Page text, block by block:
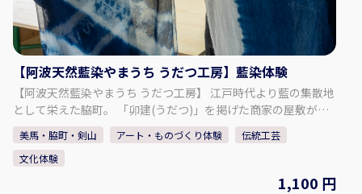
0101 徳島県三好市西祖谷山村重末555 ◇SNS Instagram：
@miraigoiya.official
【阿波天然藍染やまうち うだつ工房】藍染体験
【阿波天然藍染やまうち うだつ工房】 江戸時代より藍の集散地
として栄えた脇町。 「卯建(うだつ)」を掲げた商家の屋敷が残
ることから、「うだつの町並み」の通称で親しまれています。
この脇町うだつの町並みにたたずむ工房で、徳島の伝統文化を
気軽に体験してみませんか。 藍は自家栽培。天然灰汁発酵建て
と呼ばれる昔ながらの技法でつくった染料で藍染体験ができま
美馬・脇町・剣山 アート・ものづくり体験
伝統工芸
文化体験
1,100 円